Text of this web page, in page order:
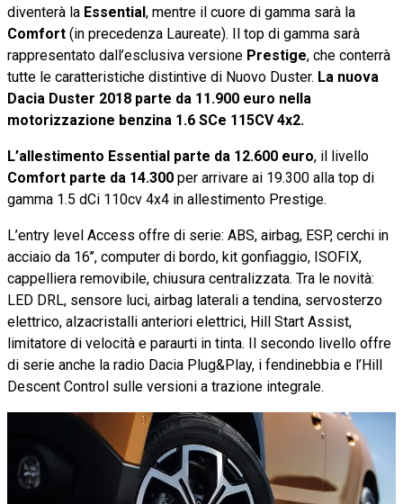
diventerà la Essential, mentre il cuore di gamma sarà la
Comfort (in precedenza Laureate). Il top di gamma sarà
rappresentato dall’esclusiva versione Prestige, che conterrà
tutte le caratteristiche distintive di Nuovo Duster. La nuova
Dacia Duster 2018 parte da 11.900 euro nella
motorizzazione benzina 1.6 SCe 115CV 4x2.
L’allestimento Essential parte da 12.600 euro, il livello
Comfort parte da 14.300 per arrivare ai 19.300 alla top di
gamma 1.5 dCi 110cv 4x4 in allestimento Prestige.
L’entry level Access offre di serie: ABS, airbag, ESP, cerchi in
acciaio da 16’’, computer di bordo, kit gonfiaggio, ISOFIX,
cappelliera removibile, chiusura centralizzata. Tra le novità:
LED DRL, sensore luci, airbag laterali a tendina, servosterzo
elettrico, alzacristalli anteriori elettrici, Hill Start Assist,
limitatore di velocità e paraurti in tinta. Il secondo livello offre
di serie anche la radio Dacia Plug&Play, i fendinebbia e l’Hill
Descent Control sulle versioni a trazione integrale.